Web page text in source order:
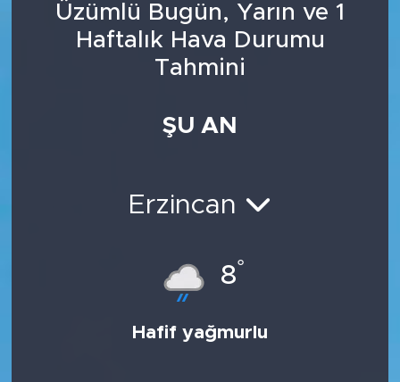
Üzümlü Bugün, Yarın ve 1
Haftalık Hava Durumu
Tahmini
ŞU AN
Erzincan
8°
Hafif yağmurlu
Siyaset
Süper Lig Puan Durumu ve Fikstür
Tüm Manşetler